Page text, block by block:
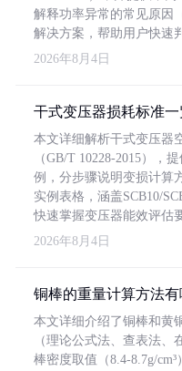
解释功率异常的常见原因
解决方案，帮助用户快速
2026年8月4日
干式变压器损耗标准
本文详细解析干式变压器
（GB/T 10228-2015），
例，分步骤说明变损计算
实例表格，涵盖SCB10/
快速掌握变压器能效评估
2026年8月4日
铜棒的重量计算方法
本文详细介绍了铜棒和黄
（理论公式法、查表法
棒密度取值（8.4-8.7g/